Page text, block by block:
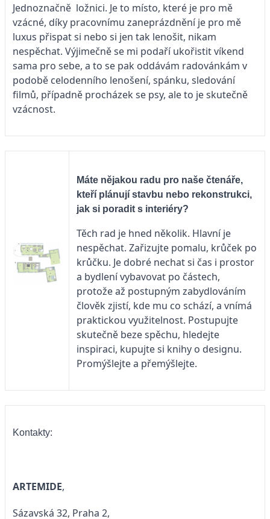
Jednoznačně ložnici. Je to místo, které je pro mě
vzácné, díky pracovnímu zaneprázdnění je pro mě
luxus přispat si nebo si jen tak lenošit, nikam
nespěchat. Výjimečně se mi podaří ukořistit víkend
sama pro sebe, a to se pak oddávám radovánkám v
podobě celodenního lenošení, spánku, sledování
filmů, případně procházek se psy, ale to je skutečně
vzácnost.
Máte nějakou radu pro naše čtenáře,
kteří plánují stavbu nebo rekonstrukci,
jak si poradit s interiéry?
Těch rad je hned několik. Hlavní je
nespěchat. Zařizujte pomalu, krůček po
krůčku. Je dobré nechat si čas i prostor
a bydlení vybavovat po částech,
protože až postupným zabydlováním
člověk zjistí, kde mu co schází, a vnímá
praktickou využitelnost. Postupujte
skutečně beze spěchu, hledejte
inspiraci, kupujte si knihy o designu.
Promýšlejte a přemýšlejte.
Kontakty:
ARTEMIDE,
Sázavská 32, Praha 2,